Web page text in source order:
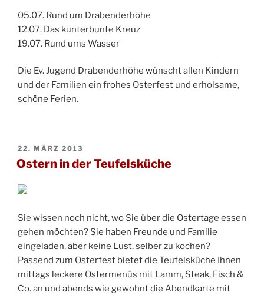
05.07. Rund um Drabenderhöhe
12.07. Das kunterbunte Kreuz
19.07. Rund ums Wasser
Die Ev. Jugend Drabenderhöhe wünscht allen Kindern
und der Familien ein frohes Osterfest und erholsame,
schöne Ferien.
VERÖFFENTLICHT
AM
22. MÄRZ 2013
Ostern in der Teufelsküche
Sie wissen noch nicht, wo Sie über die Ostertage essen
gehen möchten? Sie haben Freunde und Familie
eingeladen, aber keine Lust, selber zu kochen?
Passend zum Osterfest bietet die Teufelsküche Ihnen
mittags leckere Ostermenüs mit Lamm, Steak, Fisch &
Co. an und abends wie gewohnt die Abendkarte mit